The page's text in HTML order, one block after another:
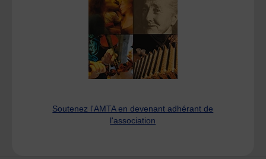
Soutenez l'AMTA en devenant adhérant de
l'association